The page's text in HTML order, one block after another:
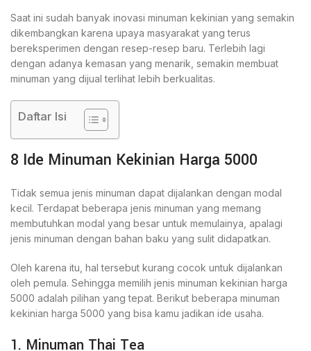
Saat ini sudah banyak inovasi minuman kekinian yang semakin
dikembangkan karena upaya masyarakat yang terus
bereksperimen dengan resep-resep baru. Terlebih lagi
dengan adanya kemasan yang menarik, semakin membuat
minuman yang dijual terlihat lebih berkualitas.
Daftar Isi
8 Ide Minuman Kekinian Harga 5000
Tidak semua jenis minuman dapat dijalankan dengan modal
kecil. Terdapat beberapa jenis minuman yang memang
membutuhkan modal yang besar untuk memulainya, apalagi
jenis minuman dengan bahan baku yang sulit didapatkan.
Oleh karena itu, hal tersebut kurang cocok untuk dijalankan
oleh pemula. Sehingga memilih jenis minuman kekinian harga
5000 adalah pilihan yang tepat. Berikut beberapa minuman
kekinian harga 5000 yang bisa kamu jadikan ide usaha.
1. Minuman Thai Tea